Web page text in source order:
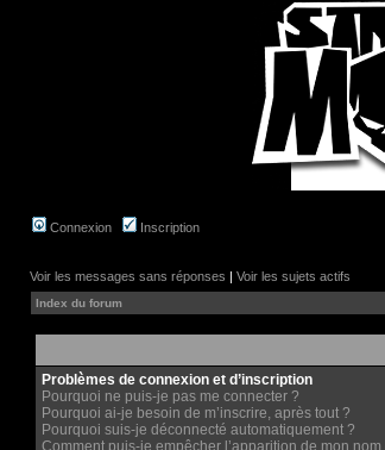
Connexion Inscription
Voir les messages sans réponses | Voir les sujets actifs
Index du forum
Problèmes de connexion et d’inscription
Pourquoi ne puis-je pas me connecter ?
Pourquoi ai-je besoin de m’inscrire, après tout ?
Pourquoi suis-je déconnecté automatiquement ?
Comment puis-je empêcher l’apparition de mon